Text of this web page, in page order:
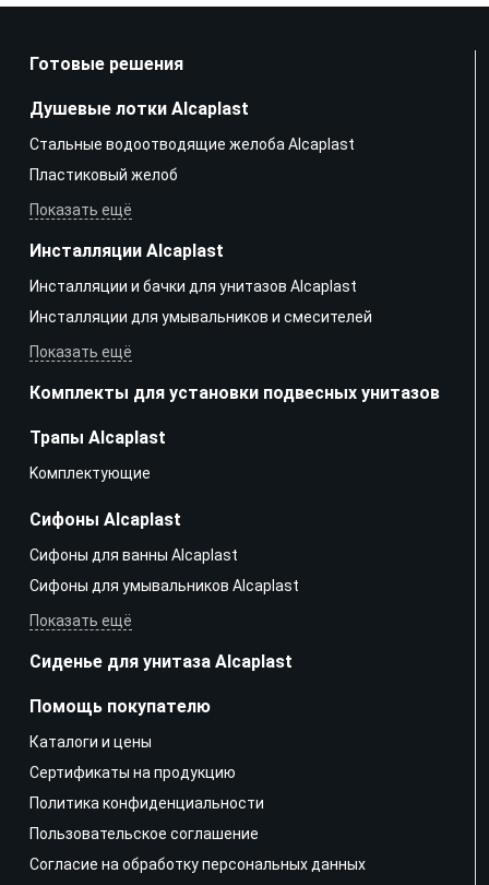
Готовые решения
Душевые лотки Alcaplast
Стальные водоотводящие желоба Alcaplast
Пластиковый желоб
Показать ещё
Инсталляции Alcaplast
Инсталляции и бачки для унитазов Alcaplast
Инсталляции для умывальников и смесителей
Показать ещё
Комплекты для установки подвесных унитазов
Трапы Alcaplast
Kомплектующие
Сифоны Alcaplast
Сифоны для ванны Alcaplast
Сифоны для умывальников Alcaplast
Показать ещё
Сиденье для унитаза Alcaplast
Помощь покупателю
Каталоги и цены
Сертификаты на продукцию
Политика конфиденциальности
Пользовательское соглашение
Согласие на обработку персональных данных